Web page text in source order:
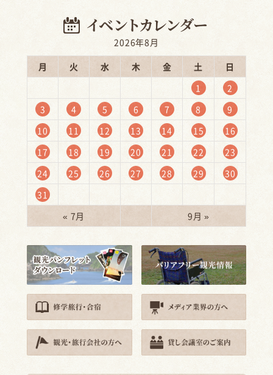
2026年8月
月
火 水 木 金 土
日
1
2
3
4 5 6 7 8
9
10
11 12 13 14 15
16
17
18 19 20 21 22
23
24
25 26 27 28 29
30
31
« 7月
9月 »